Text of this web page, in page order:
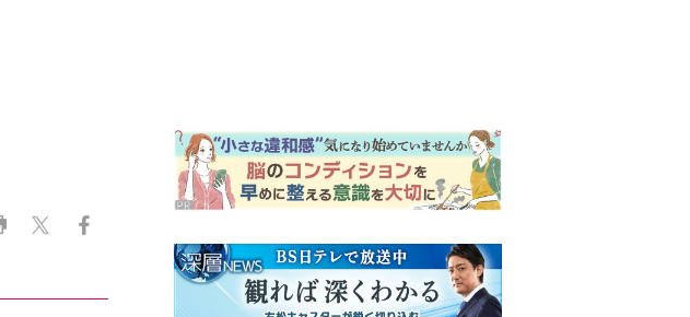
2
予告。心を許しあう咲子と樹
生。「もうすぐ一周忌なんで
それが過ぎたら…」＜ネタバ
レあり＞
3
【もうムリ！ご近所姑】「こ
さんに怒鳴られ、傷つく息
子。私たちが取った行動は…
【第3話】
4
井上祐貴「選択できるなら大
変なほうを選ぶ。いつかは大